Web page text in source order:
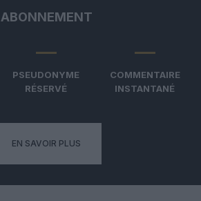
ABONNEMENT
PSEUDONYME
RÉSERVÉ
COMMENTAIRE
INSTANTANÉ
EN SAVOIR PLUS